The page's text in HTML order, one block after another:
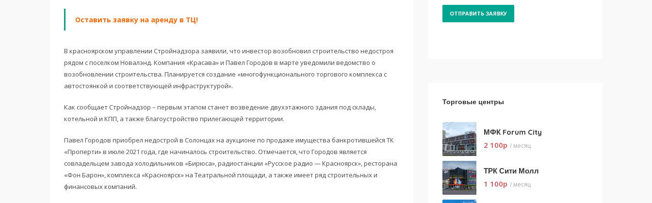
Оставить заявку на аренду в ТЦ!
В красноярском управлении Стройнадзора заявили, что инвестор возобновил строительство недостроя
рядом с поселком Новалэнд. Компания «Красава» и Павел Городов в марте уведомили ведомство о
возобновлении строительства. Планируется создание «многофункционального торгового комплекса с
автостоянкой и соответствующей инфраструктурой».
Как сообщает Стройнадзор – первым этапом станет возведение двухэтажного здания под склады,
котельной и КПП, а также благоустройство прилегающей территории.
Павел Городов приобрел недострой в Солонцах на аукционе по продаже имущества банкротившейся ТК
«Проперти» в июле 2021 года, где начиналось строительство. Отмечается, что Городов является
совладельцем завода холодильников «Бирюса», радиостанции «Русское радио — Красноярск», ресторана
«Фон Барон», комплекса «Красноярск» на Театральной площади, а также имеет ряд строительных и
финансовых компаний.
Торговые центры
МФК Forum City
2 100p / месяц
ТРК Сити Молл
1 100p / месяц